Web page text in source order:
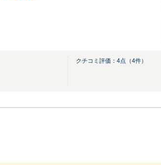
クチコミ評価： 4点（4件）